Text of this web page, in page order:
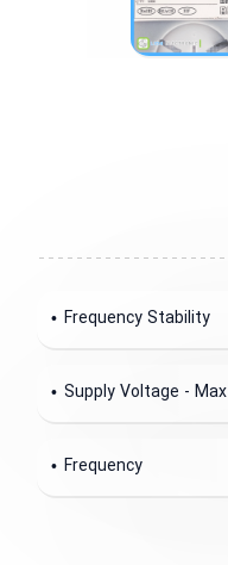
Frequency Stability
Supply Voltage - Max
Frequency